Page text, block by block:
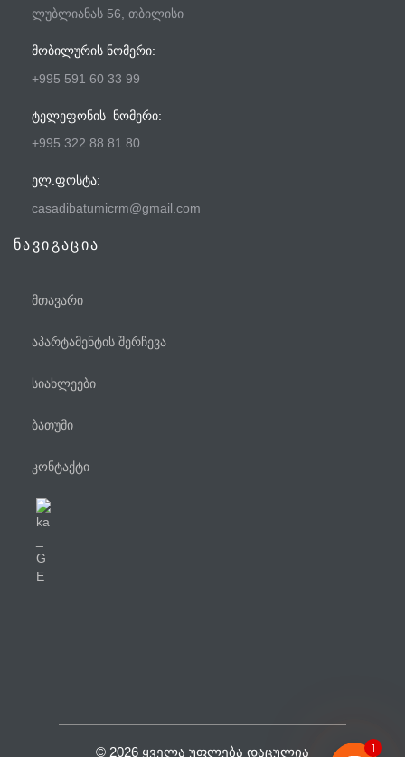
ლუბლიანას 56, თბილისი
ᲛᲝᲑᲘᲚᲣᲠᲘᲡ ᲜᲝᲛᲔᲠᲘ:
+995 591 60 33 99
ᲢᲔᲚᲔᲤᲝᲜᲘᲡ ᲜᲝᲛᲔᲠᲘ:
+995 322 88 81 80
ᲔᲚ.ᲤᲝᲡᲢᲐ:
casadibatumicrm@gmail.com
ნავიგაცია
მთავარი
აპარტამენტის შერჩევა
სიახლეები
ბათუმი
კონტაქტი
© 2026 ᲧᲕᲔᲚᲐ ᲣᲤᲚᲔᲑᲐ ᲓᲐᲪᲣᲚᲘᲐ 1